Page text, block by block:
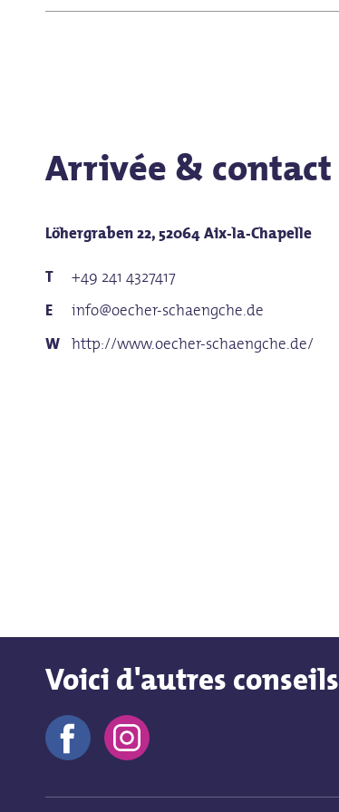
Arrivée & contact
Löhergraben 22, 52064 Aix-la-Chapelle
+49 241 4327417
info@oecher-schaengche.de
http://www.oecher-schaengche.de/
Voici d'autres conseils